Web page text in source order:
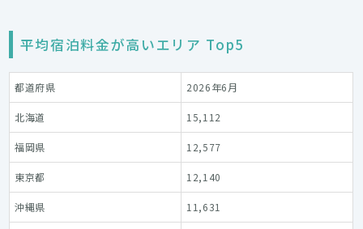
平均宿泊料金が高いエリア Top5
都道府県 2026年6月
北海道 15,112
福岡県 12,577
東京都 12,140
沖縄県 11,631